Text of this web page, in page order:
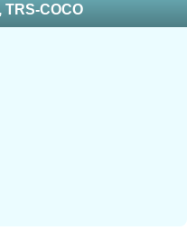
TRS-COCO